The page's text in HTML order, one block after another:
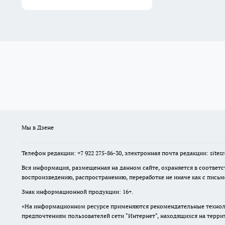
Мы в Дзене
Телефон редакции: +7 922 275-86-30, электронная почта редакции:
Вся информация, размещенная на данном сайте, охраняется в
воспроизведению, распространению, переработке не иначе как с
Знак информационной продукции: 16+.
«На информационном ресурсе применяются рекомендательные
предпочтениям пользователей сети "Интернет", находящихся на